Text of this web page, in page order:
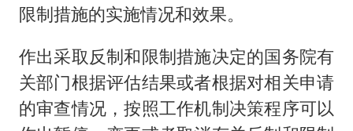
限制措施的实施情况和效果。
作出采取反制和限制措施决定的国务院有
关部门根据评估结果或者根据对相关申请
的审查情况，按照工作机制决策程序可以